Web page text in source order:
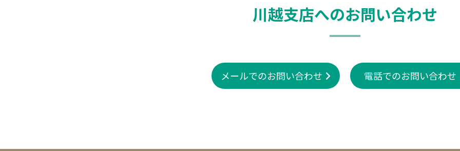
川越支店へのお問い合わせ
メールでのお問い合わせ 電話でのお問い合わせ